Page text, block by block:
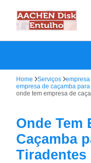
Home Serviços
empresa de caçamba para
onde tem empresa de
Onde Tem
Caçamba
Tiradentes